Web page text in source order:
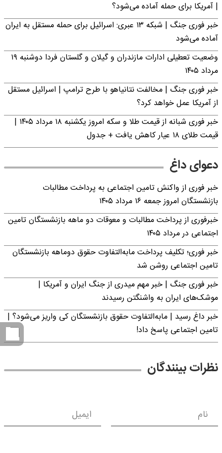
| آمریکا برای حمله آماده می‌شود؟
خبر فوری جنگ | شبکه ۱۳ عبری: اسرائیل برای حمله مستقل به ایران
آماده می‌شود
وضعیت تعطیلی ادارات مازندران و گیلان و گلستان فردا دوشنبه ۱۹
مرداد ۱۴۰۵
خبر فوری جنگ | مخالفت نتانیاهو با طرح ترامپ | اسرائیل مستقل
از آمریکا عمل خواهد کرد؟
خبر فوری شبانه از قیمت طلا و سکه امروز یکشنبه ۱۸ مرداد ۱۴۰۵ |
قیمت طلای ۱۸ عیار کاهش یافت + جدول
دعوای داغ
خبر فوری از واکنش تامین اجتماعی به پرداخت مطالبات
بازنشستگان امروز جمعه ۱۶ مرداد ۱۴۰۵
خبرفوری از پرداخت مطالبات و معوقات دو ماهه بازنشستگان تامین
اجتماعی در مرداد ۱۴۰۵
خبر فوری؛ تکلیف پرداخت مابه‌التفاوت حقوق دوماهه بازنشستگان
تامین اجتماعی روشن شد
خبر فوری جنگ | خبر مهم میدری از جنگ ایران و آمریکا |
موشک‌های ایران به واشنگتن رسیدند
خبر داغ رسید | مابه‌التفاوت حقوق بازنشستگان کی واریز می‌شود؟ |
تامین اجتماعی پاسخ داد!
نظرات بینندگان
نام ایمیل